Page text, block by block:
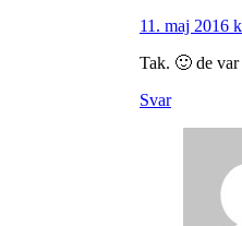
11. maj 2016
Tak. 🙂 de
Svar